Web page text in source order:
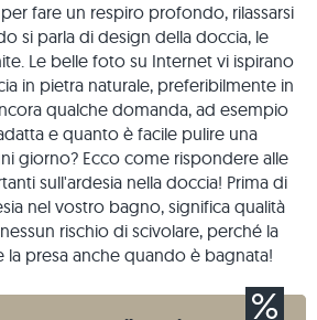
fare un respiro profondo, rilassarsi
si parla di design della doccia, le
Le belle foto su Internet vi ispirano
in pietra naturale, preferibilmente in
qualche domanda, ad esempio
e quanto è facile pulire una
giorno? Ecco come rispondere alle
sull'ardesia nella doccia! Prima di
nel vostro bagno, significa qualità
rischio di scivolare, perché la
la presa anche quando è bagnata!